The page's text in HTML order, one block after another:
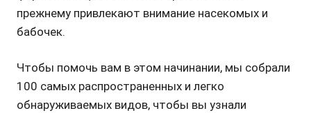
прежнему привлекают внимание насекомых и
бабочек.
Чтобы помочь вам в этом начинании, мы собрали
100 самых распространенных и легко
обнаруживаемых видов, чтобы вы узнали